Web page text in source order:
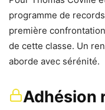
programme de
première
de cette classe. Un
aborde avec sérénité.
Adhésion